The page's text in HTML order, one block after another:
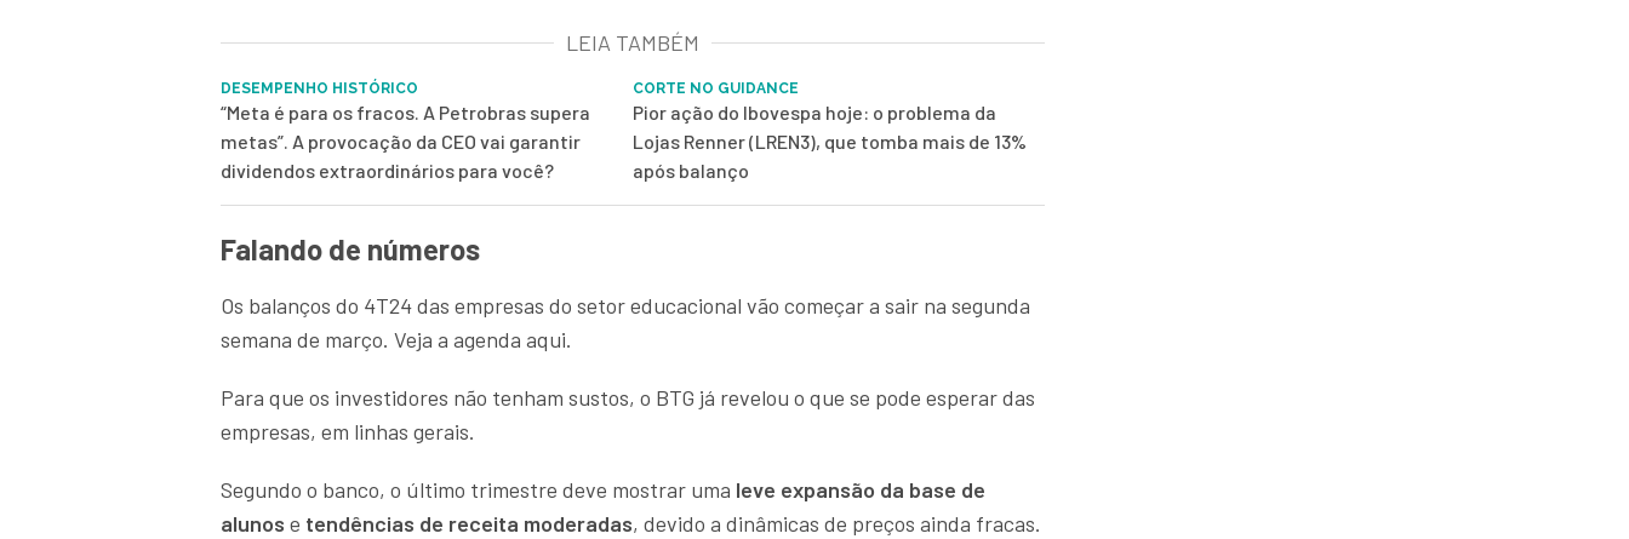
LEIA TAMBÉM
DESEMPENHO HISTÓRICO
“Meta é para os fracos. A Petrobras supera
metas”. A provocação da CEO vai garantir
dividendos extraordinários para você?
CORTE NO GUIDANCE
Pior ação do Ibovespa hoje: o problema da
Lojas Renner (LREN3), que tomba mais de 13%
após balanço
Falando de números
Os balanços do 4T24 das empresas do setor educacional vão começar a sair na segunda
semana de março. Veja a agenda aqui.
Para que os investidores não tenham sustos, o BTG já revelou o que se pode esperar das
empresas, em linhas gerais.
Segundo o banco, o último trimestre deve mostrar uma leve expansão da base de
alunos e tendências de receita moderadas, devido a dinâmicas de preços ainda fracas.